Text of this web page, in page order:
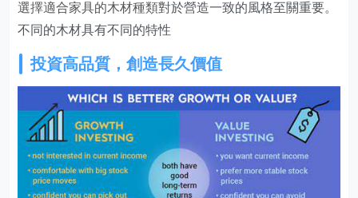
選擇適合家具的木材種類對於營造一致的風格至關重要。
不同的木材具有不同的特性
投資高品質，創造長久價值